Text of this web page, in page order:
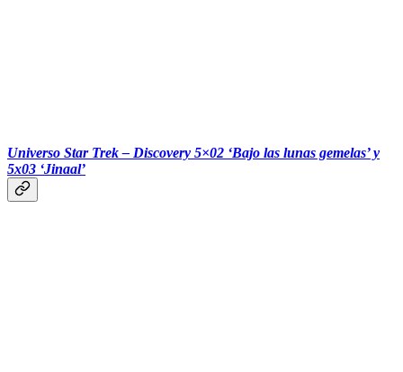
Universo Star Trek – Discovery 5×02 ‘Bajo las lunas gemelas’ y
5x03 ‘Jinaal’